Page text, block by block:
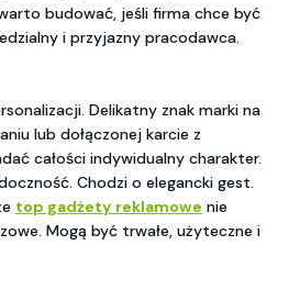
budować, jeśli firma chce być
i przyjazny pracodawca.
Delikatny znak marki na
lub dołączonej karcie z
całości indywidualny charakter.
Chodzi o elegancki gest.
top gadżety reklamowe nie
Mogą być trwałe, użyteczne i